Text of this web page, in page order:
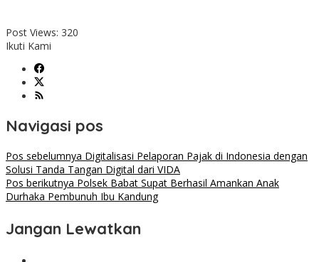
Post Views: 320
Ikuti Kami
Navigasi pos
Pos sebelumnya Digitalisasi Pelaporan Pajak di Indonesia dengan
Solusi Tanda Tangan Digital dari VIDA
Pos berikutnya Polsek Babat Supat Berhasil Amankan Anak
Durhaka Pembunuh Ibu Kandung
Jangan Lewatkan